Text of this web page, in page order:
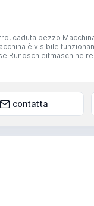
è visibile
Rundschleifmaschine
contatta